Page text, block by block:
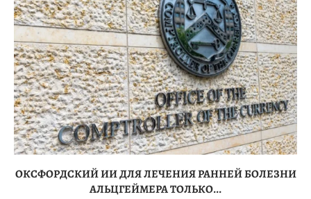
ОКСФОРДСКИЙ ИИ ДЛЯ ЛЕЧЕНИЯ РАННЕЙ БОЛЕЗНИ
АЛЬЦГЕЙМЕРА ТОЛЬКО...